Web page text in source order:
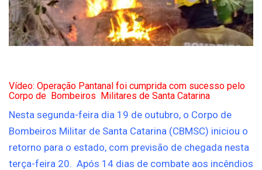
Vídeo: Operação Pantanal foi cumprida com sucesso pelo
Corpo de Bombeiros Militares de Santa Catarina
Nesta segunda-feira dia 19 de outubro, o Corpo de
Bombeiros Militar de Santa Catarina (CBMSC) iniciou o
retorno para o estado, com previsão de chegada nesta
terça-feira 20. Após 14 dias de combate aos incêndios